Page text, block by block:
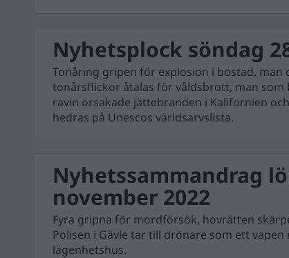
Nyhetsplock söndag
Tonåring gripen för explosion i bostad, man
tonårsflickor åtalas för våldsbrott, man
ravin orsakade jättebranden i Kalifornien
hedras på Unescos världsarvslista.
Nyhetssammandrag
november 2022
Fyra gripna för mordförsök, hovrätten
Polisen i Gävle tar till drönare som ett
lägenhetshus.